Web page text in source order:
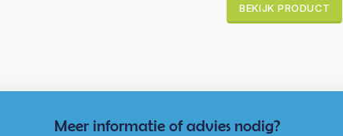
BEKIJK PRODUCT
Meer informatie of advies nodig?